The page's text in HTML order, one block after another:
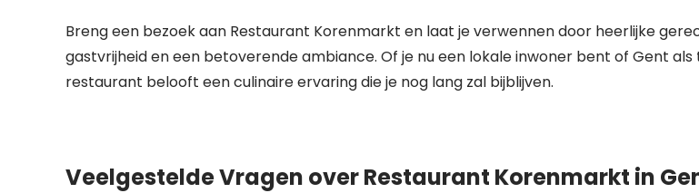
Breng een bezoek aan Restaurant Korenmarkt en laat je verwennen door heerlijke
gastvrijheid en een betoverende ambiance. Of je nu een lokale inwoner bent of Gent
restaurant belooft een culinaire ervaring die je nog lang zal bijblijven.
Veelgestelde Vragen over Restaurant Korenmarkt in